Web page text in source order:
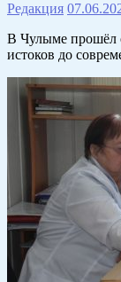
Редакция
В Чулыме прошёл
истоков до